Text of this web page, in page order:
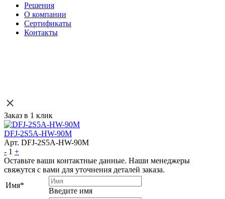
Решения
О компании
Сертификаты
Контакты
Заказ в 1 клик
DFJ-2S5A-HW-90M
Арт. DFJ-2S5A-HW-90M
- 1 +
Оставьте ваши контактные данные. Наши менеджеры
свяжутся с вами для уточнения деталей заказа.
Имя*
Введите имя